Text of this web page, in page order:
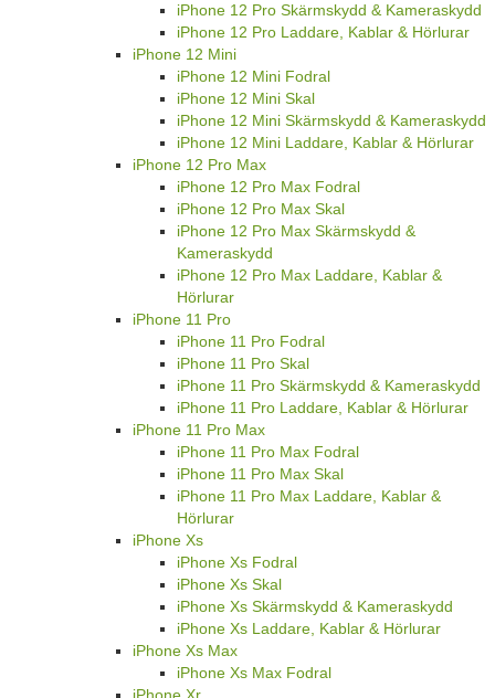
iPhone 12 Pro Skärmskydd & Kameraskydd
iPhone 12 Pro Laddare, Kablar & Hörlurar
iPhone 12 Mini
iPhone 12 Mini Fodral
iPhone 12 Mini Skal
iPhone 12 Mini Skärmskydd & Kameraskydd
iPhone 12 Mini Laddare, Kablar & Hörlurar
iPhone 12 Pro Max
iPhone 12 Pro Max Fodral
iPhone 12 Pro Max Skal
iPhone 12 Pro Max Skärmskydd &
Kameraskydd
iPhone 12 Pro Max Laddare, Kablar &
Hörlurar
iPhone 11 Pro
iPhone 11 Pro Fodral
iPhone 11 Pro Skal
iPhone 11 Pro Skärmskydd & Kameraskydd
iPhone 11 Pro Laddare, Kablar & Hörlurar
iPhone 11 Pro Max
iPhone 11 Pro Max Fodral
iPhone 11 Pro Max Skal
iPhone 11 Pro Max Laddare, Kablar &
Hörlurar
iPhone Xs
iPhone Xs Fodral
iPhone Xs Skal
iPhone Xs Skärmskydd & Kameraskydd
iPhone Xs Laddare, Kablar & Hörlurar
iPhone Xs Max
iPhone Xs Max Fodral